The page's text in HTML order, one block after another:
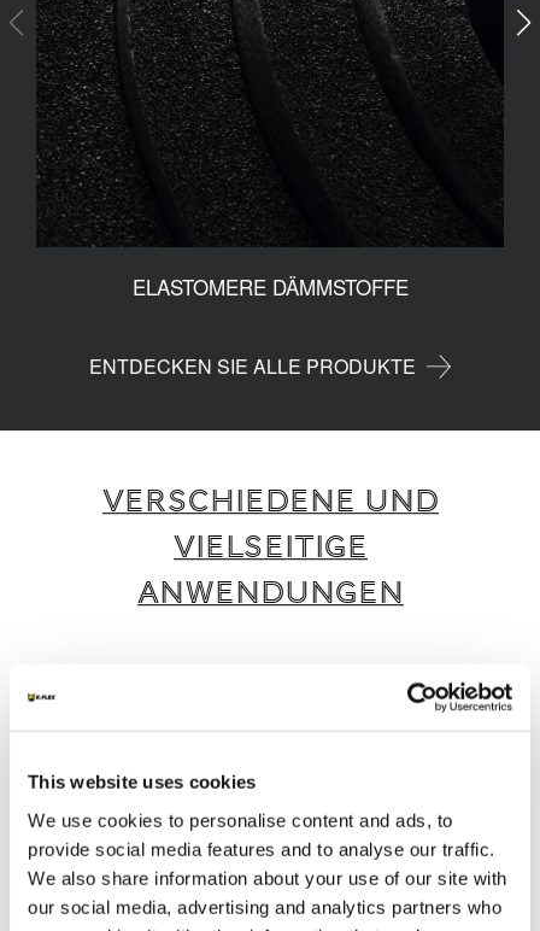
This website uses cookies
We use cookies to personalise content and ads, to
provide social media features and to analyse our traffic.
We also share information about your use of our site with
our social media, advertising and analytics partners who
ELASTOMERE DÄMMSTOFFE
ENTDECKEN SIE ALLE PRODUKTE
VERSCHIEDENE UND
VIELSEITIGE
ANWENDUNGEN
K-FLEX bietet eine breite Palette intelligenter
und nachhaltiger Produkte und Dienstleistungen,
Branchen geeignet sind.
/4